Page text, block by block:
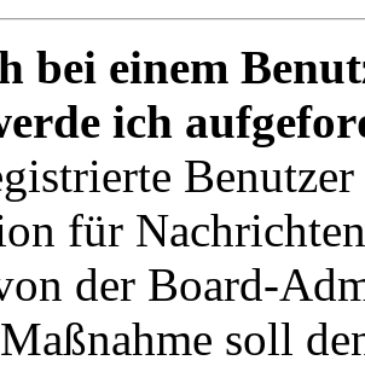
bei einem
ich
für
der Board-
soll